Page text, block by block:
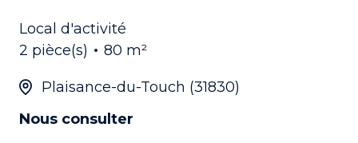
Local d'activité
2 pièce(s)
80 m²
Plaisance-du-Touch (31830)
Nous consulter